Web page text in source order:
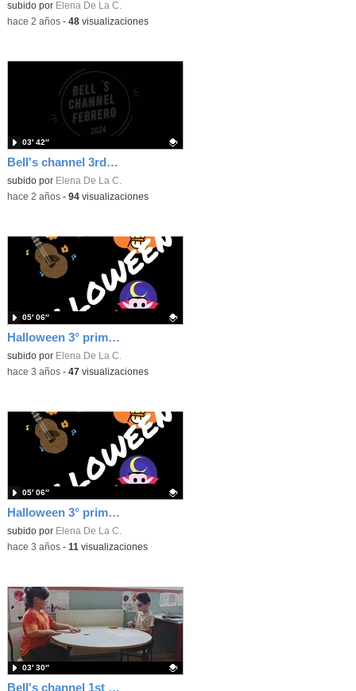
Contenido educativo.
subido por Elena De La C.
-hace 2 años- 48visualizaciones
Bell's channel 3rd PRIMARY
Contenido educativo.
subido por Elena De La C.
03′ 42″
-hace 2 años- 94visualizaciones
Halloween 3° primaria
Contenido educativo.
subido por Elena De La C.
05′ 06″
-hace 3 años- 47 visualizaciones
Halloween 3° primaria
Contenido educativo.
subido por Elena De La C.
05′ 06″
-hace 3 años- 11 visualizaciones
Bell's channel 1st grade!!
03′ 30″